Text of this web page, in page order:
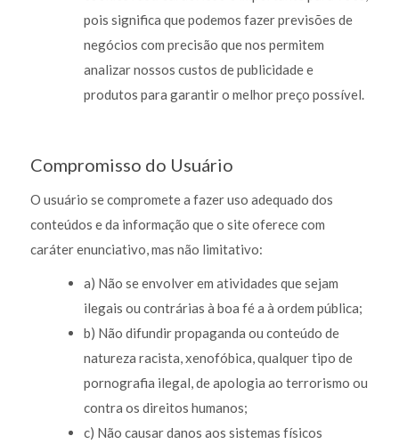
pois significa que podemos fazer previsões de
negócios com precisão que nos permitem
analizar nossos custos de publicidade e
produtos para garantir o melhor preço possível.
Compromisso do Usuário
O usuário se compromete a fazer uso adequado dos
conteúdos e da informação que o site oferece com
caráter enunciativo, mas não limitativo:
a) Não se envolver em atividades que sejam
ilegais ou contrárias à boa fé a à ordem pública;
b) Não difundir propaganda ou conteúdo de
natureza racista, xenofóbica, qualquer tipo de
pornografia ilegal, de apologia ao terrorismo ou
contra os direitos humanos;
c) Não causar danos aos sistemas físicos